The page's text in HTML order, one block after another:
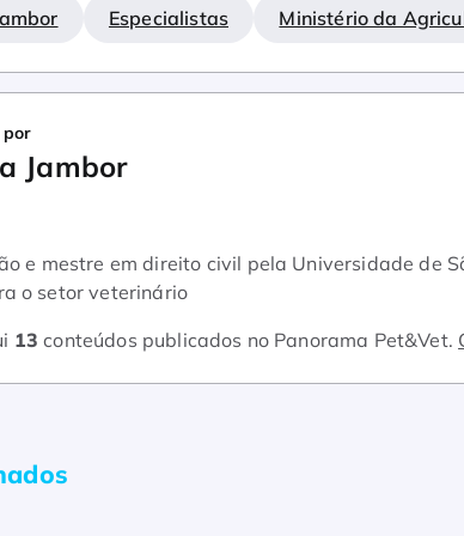
Especialistas Ministério da
por
Jambor
e mestre em direito civil pela Universidade de
o setor veterinário
13 conteúdos publicados no Panorama Pet&Vet.